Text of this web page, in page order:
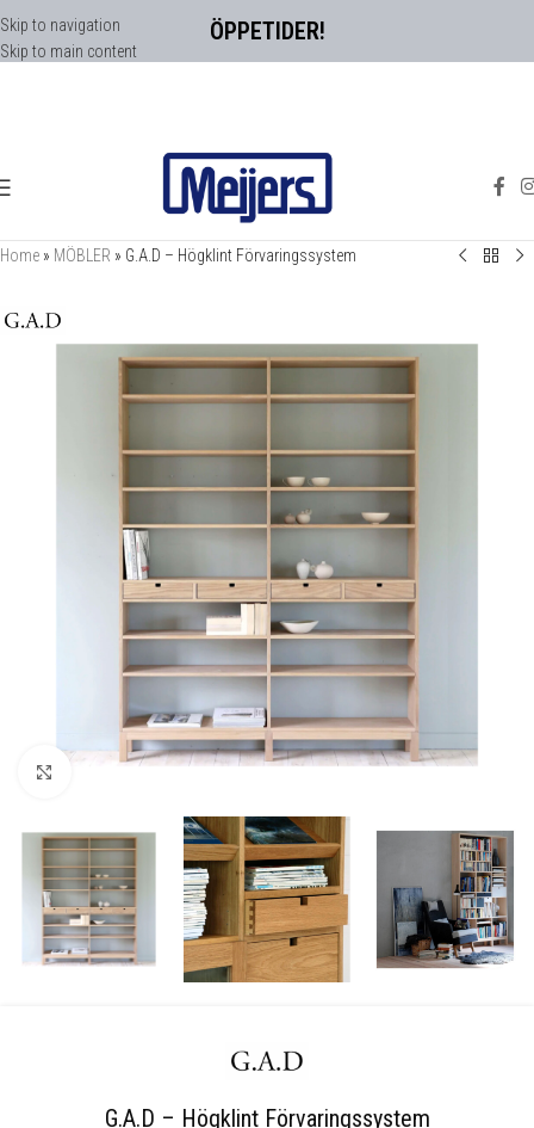
ÖPPETIDER!
Skip to navigation
Skip to main content
Home » MÖBLER » G.A.D – Högklint Förvaringssystem
Klicka för att förstora
G.A.D – Högklint Förvaringssystem